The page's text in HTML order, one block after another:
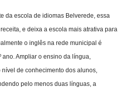
da escola de idiomas Belverede, essa
e deixa a escola mais atrativa para
o inglês na rede municipal é
Ampliar o ensino da língua,
de conhecimento dos alunos,
pelo menos duas línguas, a